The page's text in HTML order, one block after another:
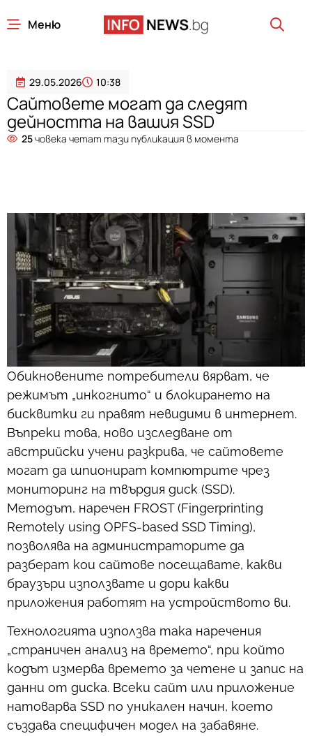
Меню
29.05.2026 10:38
Сайтовете могат да следят
дейността на вашия SSD
25човека четат тази публикация в момента
Обикновените потребители вярват, че
режимът „инкогнито“ и блокирането на
бисквитки ги правят невидими в интернет.
Въпреки това, ново изследване от
австрийски учени разкрива, че сайтовете
могат да шпионират компютрите чрез
мониторинг на твърдия диск (SSD).
Методът, наречен FROST (Fingerprinting
Remotely using OPFS-based SSD Timing),
позволява на администраторите да
разберат кои сайтове посещавате, какви
браузъри използвате и дори какви
приложения работят на устройството ви.
Технологията използва така наречения
„страничен анализ на времето“, при който
кодът измерва времето за четене и запис на
данни от диска. Всеки сайт или приложение
натоварва SSD по уникален начин, което
създава специфичен модел на забавяне.